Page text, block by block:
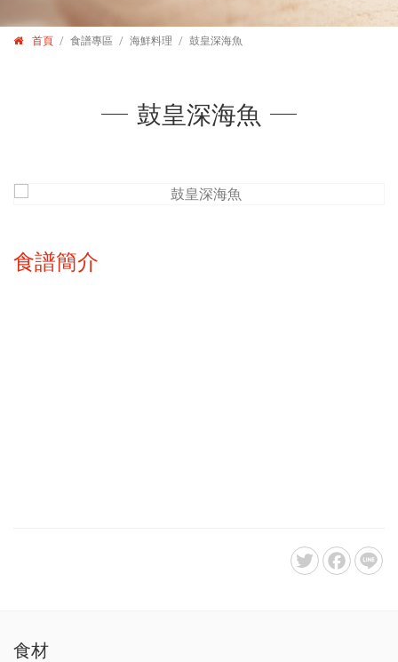
首頁 食譜專區 海鮮料理 鼓皇深海魚
鼓皇深海魚
食譜簡介
食材